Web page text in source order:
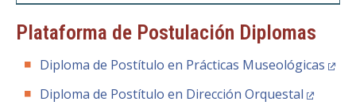
CARRERAS
POSTGRADO
EXTENSIÓN
CREACIÓNE INVESTIGACIÓN
Plataforma de Postulación Diplomas
Diploma de Postítulo en Prácticas Museológicas
Diploma de Postítulo en Dirección Orquestal